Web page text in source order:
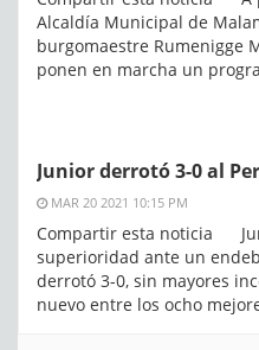
Alcaldía Municipal de
burgomaestre Rumenigge
ponen en marcha un
Junior derrotó 3-0 al
MAR 20 2021 10:15 PM
Compartir esta noticia
superioridad ante un
derrotó 3-0, sin mayores
nuevo entre los ocho